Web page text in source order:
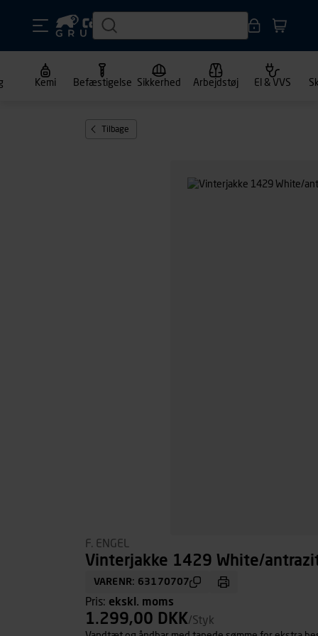
Kemi Befæstigelse Sikkerhed Arbejdstøj El & VVS
Tilbage
F. ENGEL
Vinterjakke 1429 White/
VARENR: 63170707
Pris: ekskl. moms
1.299,00 DKK/Styk